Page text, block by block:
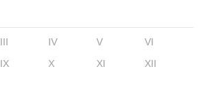
III IV V
VI
IX X XI XII